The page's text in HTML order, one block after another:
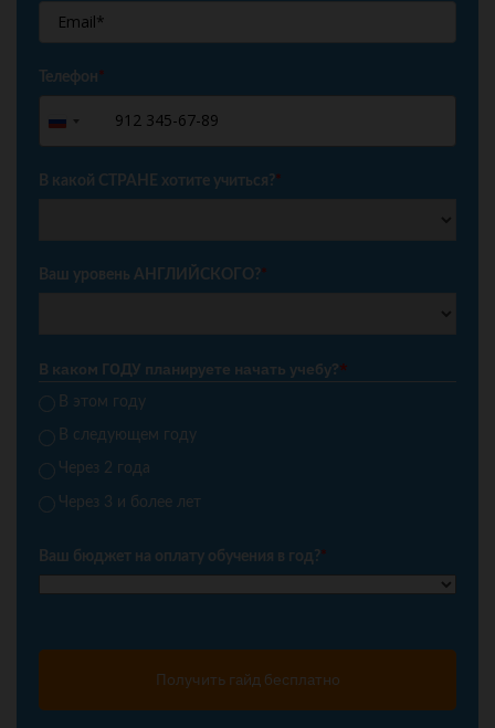
Телефон*
Russia
+7
В какой СТРАНЕ хотите учиться?*
Ваш уровень АНГЛИЙСКОГО?*
В каком ГОДУ планируете начать учебу?*
В этом году
В следующем году
Через 2 года
Через 3 и более лет
Ваш бюджет на оплату обучения в год?*
Получить гайд бесплатно